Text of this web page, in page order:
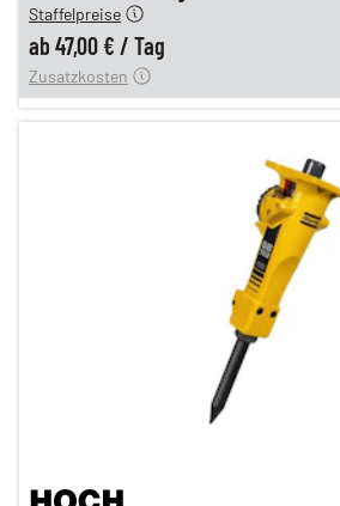
Staffelpreise
ab 47,00 € / Tag
12,00 €
Zusatzkosten